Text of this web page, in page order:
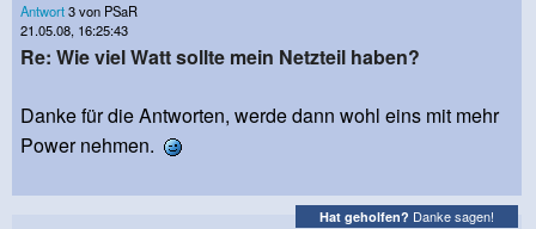
Antwort3 von PSaR
21.05.08, 16:25:43
Re: Wie viel Watt sollte mein Netzteil haben?
Danke für die Antworten, werde dann wohl eins mit mehr
Power nehmen.
Hat geholfen? Danke sagen!